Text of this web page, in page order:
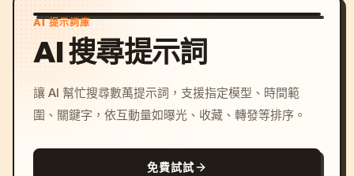
AI 提示詞庫
AI 搜尋提示詞
讓 AI 幫忙搜尋數萬提示詞，支援指定模型、時間範
圍、關鍵字，依互動量如曝光、收藏、轉發等排序。
免費試試